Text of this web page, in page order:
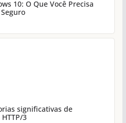
10: O Que Você Precisa
significativas de
3